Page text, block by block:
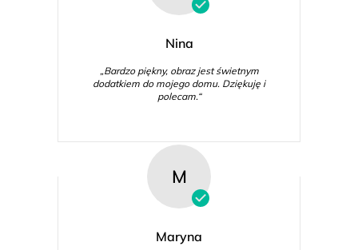
Nina
„Bardzo piękny, obraz jest świetnym
dodatkiem do mojego domu. Dziękuję i
polecam.“
M
Maryna